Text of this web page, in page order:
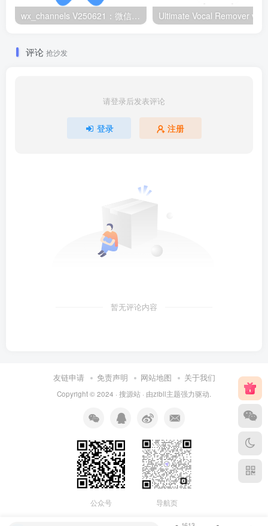
wx_channels V250621：微信视频号下载工具|支持Win/macOS
评论 抢沙发
请登录后发表评论
登录 注册
暂无评论内容
友链申请 免责声明 网站地图 关于我们
Copyright © 2024 · 搜源站 · 由zibll主题强力驱动.
公众号 导航页